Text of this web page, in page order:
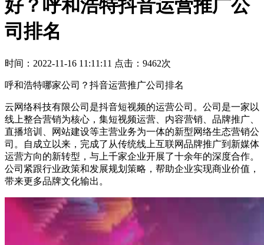
好？呼和浩特抖音运营推广公
司排名
时间：2022-11-16 11:11:11 点击：9462次
呼和浩特哪家公司？抖音运营推广公司排名
云网络科技有限公司是抖音短视频的运营公司。公司是一家以
线上整合营销为核心，集短视频运营、内容营销、品牌推广、
直播培训、网站建设等主营业务为一体的新型网络生态营销公
司。自成立以来，完成了从传统线上互联网品牌推广到新媒体
运营方向的新转型，与上千家企业开展了十余年的深度合作。
公司紧跟行业政策和发展规划策略，帮助企业实现商业价值，
带来更多品牌文化输出。